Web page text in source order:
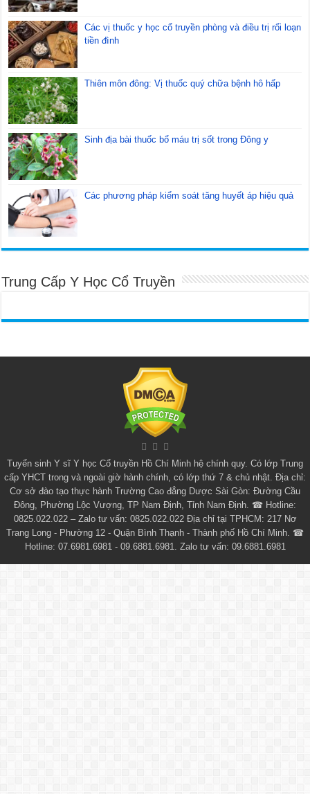
Các vị thuốc y học cổ truyền phòng và điều trị rối loạn
tiền đình
Thiên môn đông: Vị thuốc quý chữa bệnh hô hấp
Sinh địa bài thuốc bổ máu trị sốt trong Đông y
Các phương pháp kiểm soát tăng huyết áp hiệu quả
Trung Cấp Y Học Cổ Truyền
Tuyển sinh Y sĩ Y học Cổ truyền Hồ Chí Minh hệ chính quy. Có lớp Trung
cấp YHCT trong và ngoài giờ hành chính, có lớp thứ 7 & chủ nhật. Địa chỉ:
Cơ sở đào tạo thực hành Trường Cao đẳng Dược Sài Gòn: Đường Cầu
Đông, Phường Lộc Vượng, TP Nam Định, Tỉnh Nam Định. ☎ Hotline:
0825.022.022 – Zalo tư vấn: 0825.022.022 Địa chỉ tại TPHCM: 217 Nơ
Trang Long - Phường 12 - Quận Bình Thạnh - Thành phố Hồ Chí Minh. ☎
Hotline: 07.6981.6981 - 09.6881.6981. Zalo tư vấn: 09.6881.6981